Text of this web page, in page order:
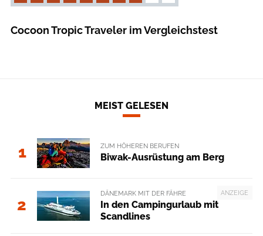
Cocoon Tropic Traveler im Vergleichstest
MEIST GELESEN
1 ZUM HÖHEREN BERUFEN
Biwak-Ausrüstung am Berg
2
ANZEIGE
DÄNEMARK MIT DER FÄHRE
In den Campingurlaub mit
Scandlines